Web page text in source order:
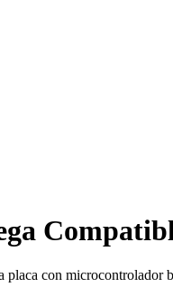
con microcontrolador